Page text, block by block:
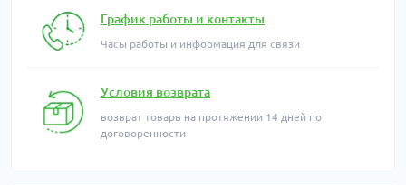
График работы и контакты
Часы работы и информация для связи
Условия возврата
возврат товарв на протяжении 14 дней по
договоренности